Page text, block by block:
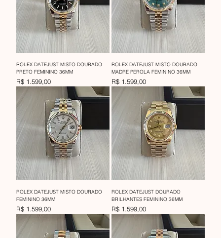
ROLEX DATEJUST MISTO DOURADO
PRETO FEMININO 36MM
Preço
R$ 1.599,00
ROLEX DATEJUST MISTO DOURADO
MADRE PEROLA FEMININO 36MM
Preço
R$ 1.599,00
ROLEX DATEJUST MISTO DOURADO
FEMININO 36MM
Preço
R$ 1.599,00
ROLEX DATEJUST DOURADO
BRILHANTES FEMININO 36MM
Preço
R$ 1.599,00